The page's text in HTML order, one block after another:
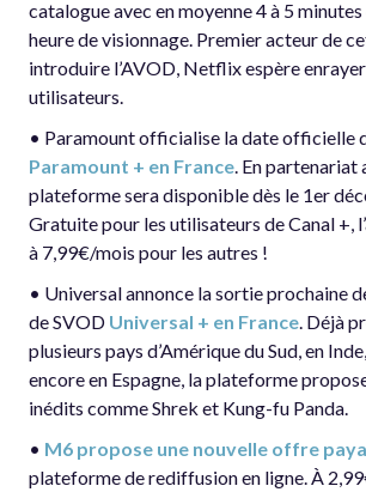
catalogue avec en moyenne 4 à 5
heure de visionnage. Premier acteur de
introduire l’AVOD, Netflix espère
utilisateurs.
• Paramount officialise la date officielle
Paramount + en France . En partenariat
plateforme sera disponible dès le 1er
Gratuite pour les utilisateurs de Canal +,
à 7,99€/mois pour les autres !
• Universal annonce la sortie prochaine
de SVOD Universal + en France . Déjà
plusieurs pays d’Amérique du Sud, en
encore en Espagne, la plateforme
inédits comme Shrek et Kung-fu Panda.
• M6 propose une nouvelle offre
plateforme de rediffusion en ligne. À